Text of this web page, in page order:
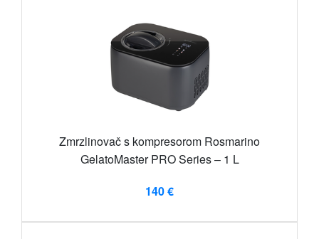
Zmrzlinovač s kompresorom Rosmarino
GelatoMaster PRO Series – 1 L
140 €